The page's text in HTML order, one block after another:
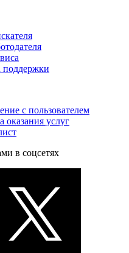
с пользователем
оказания услуг
в соцсетях